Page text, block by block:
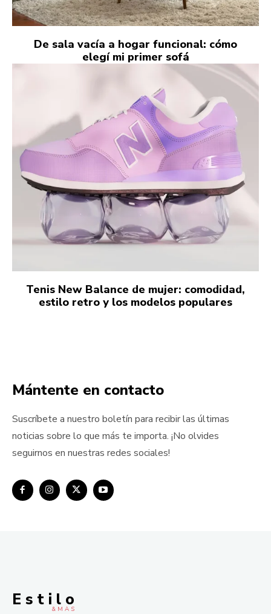
De sala vacía a hogar funcional: cómo
elegí mi primer sofá
Tenis New Balance de mujer: comodidad,
estilo retro y los modelos populares
Mántente en contacto
Suscríbete a nuestro boletín para recibir las últimas
noticias sobre lo que más te importa. ¡No olvides
seguirnos en nuestras redes sociales!
E s t i l o
& M À S